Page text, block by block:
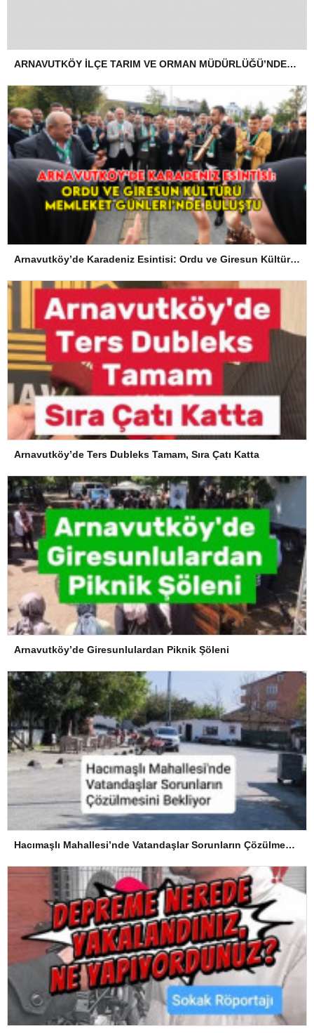
ARNAVUTKÖY İLÇE TARIM VE ORMAN MÜDÜRLÜĞÜ’NDEN İLANEN TEBLİGAT
Arnavutköy’de Karadeniz Esintisi: Ordu ve Giresun Kültürü Memleket Günleri’nde Buluştu
Arnavutköy’de Ters Dubleks Tamam, Sıra Çatı Katta
Arnavutköy’de Giresunlulardan Piknik Şöleni
Hacımaşlı Mahallesi’nde Vatandaşlar Sorunların Çözülmesini Bekliyor